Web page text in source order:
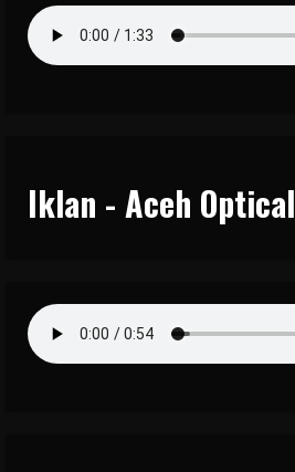
Iklan - Aceh Optical